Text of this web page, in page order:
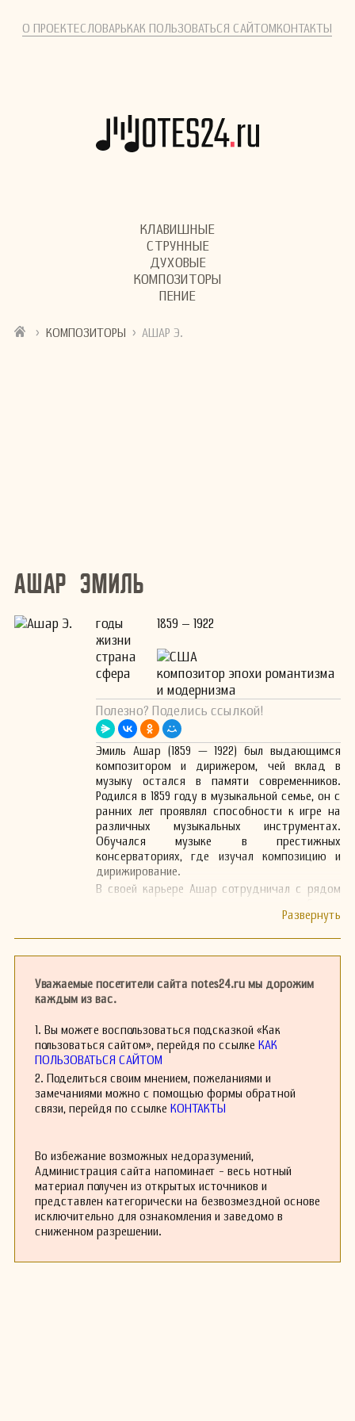
О ПРОЕКТЕСЛОВАРЬКАК ПОЛЬЗОВАТЬСЯ САЙТОМКОНТАКТЫ
КЛАВИШНЫЕ
СТРУННЫЕ
ДУХОВЫЕ
КОМПОЗИТОРЫ
ПЕНИЕ
› КОМПОЗИТОРЫ › АШАР Э.
Ашар Эмиль
годы
жизни
1859 – 1922
страна
США
сфера
композитор эпохи романтизма
и модернизма
Полезно? Поделись ссылкой!
Эмиль Ашар (1859 — 1922) был выдающимся
композитором и дирижером, чей вклад в
музыку остался в памяти современников.
Родился в 1859 году в музыкальной семье, он с
ранних лет проявлял способности к игре на
различных музыкальных инструментах.
Обучался музыке в престижных
консерваториях, где изучал композицию и
дирижирование.
В своей карьере Ашар сотрудничал с рядом
талантливый дирижер и восприимчивый к
слушателей.
Эмиль Ашар был известен как автор
камерной музыки и вокальных произведений.
Его стиль сочетал элементы романтизма и
импрессионизма, что делало его музыку
активно участвовал в музыкальной жизни
своего времени, принимая участие в
различных фестивалях и концертах.
некоторыми трудностями в своей карьере.
Политическая обстановка в Европе в начале
20 века оказала серьезное влияние на
музыкальную индустрию, и многие
композиторы, включая Ашкера, были
вынуждены искать новые пути для выражения
своего творчества.
Эмиль Ашар оставил после себя богатое
Уважаемые посетители сайта notes24.ru мы дорожим
каждым из вас.
1. Вы можете воспользоваться подсказкой «Как
пользоваться сайтом», перейдя по ссылке КАК
ПОЛЬЗОВАТЬСЯ САЙТОМ
2. Поделиться своим мнением, пожеланиями и
замечаниями можно с помощью формы обратной
связи, перейдя по ссылке КОНТАКТЫ
Во избежание возможных недоразумений,
Администрация сайта напоминает - весь нотный
материал получен из открытых источников и
представлен категорически на безвозмездной основе
исключительно для ознакомления и заведомо в
сниженном разрешении.